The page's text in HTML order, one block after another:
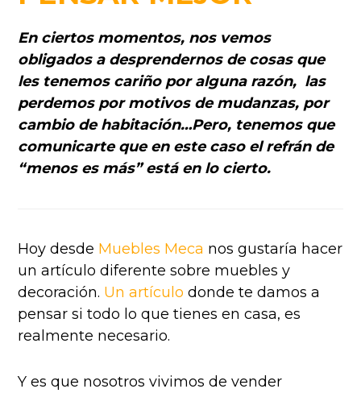
En ciertos momentos, nos vemos
obligados a desprendernos de cosas que
les tenemos cariño por alguna razón, las
perdemos por motivos de mudanzas, por
cambio de habitación…Pero, tenemos que
comunicarte que en este caso el refrán de
“menos es más” está en lo cierto.
Hoy desde Muebles Meca nos gustaría hacer
un artículo diferente sobre muebles y
decoración. Un artículo donde te damos a
pensar si todo lo que tienes en casa, es
realmente necesario.
Y es que nosotros vivimos de vender